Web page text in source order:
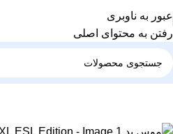
عبور به ناوبری
رفتن به محتوای اصلی